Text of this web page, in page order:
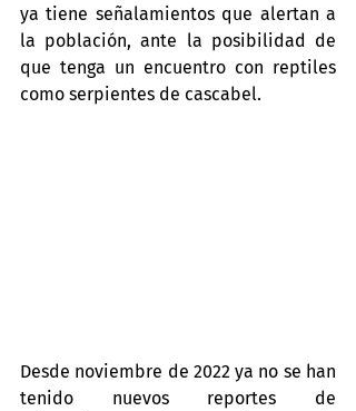
ya tiene señalamientos que alertan a
la población, ante la posibilidad de
que tenga un encuentro con reptiles
como serpientes de cascabel.
Desde noviembre de 2022 ya no se han
tenido nuevos reportes de